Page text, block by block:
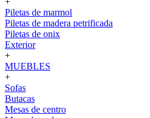
Piletas de marmol
Piletas de madera petrificada
Piletas de onix
Exterior
+
MUEBLES
+
Sofas
Butacas
Mesas de centro